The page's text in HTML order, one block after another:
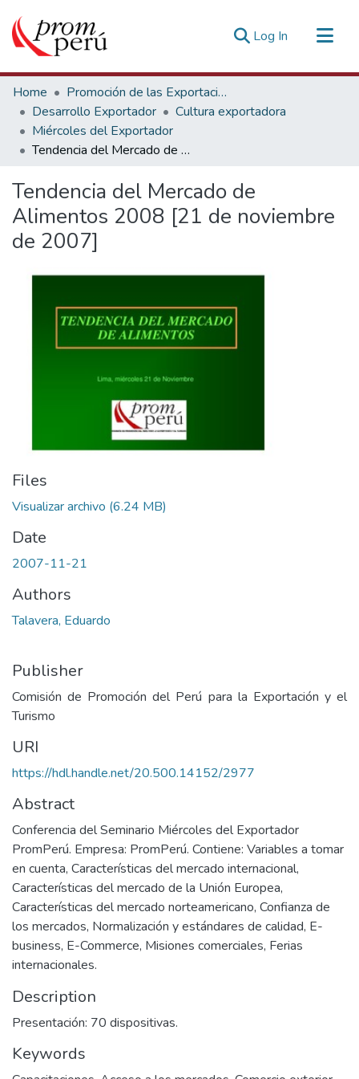
Log In (current)
Communities & Collections
All of DSpace
Statistics
Estadísticas Externas
Home
Promoción de las Exportaciones
Desarrollo Exportador
Cultura exportadora
Miércoles del Exportador
Tendencia del Mercado de Alimentos 2008 [21 de noviembre de 2007]
Tendencia del Mercado de
Alimentos 2008 [21 de noviembre
de 2007]
Files
Visualizar archivo (6.24 MB)
Date
2007-11-21
Authors
Talavera, Eduardo
Publisher
Comisión de Promoción del Perú para la Exportación y el
Turismo
URI
https://hdl.handle.net/20.500.14152/2977
Abstract
Conferencia del Seminario Miércoles del Exportador
PromPerú. Empresa: PromPerú. Contiene: Variables a tomar
en cuenta, Características del mercado internacional,
Características del mercado de la Unión Europea,
Características del mercado norteamericano, Confianza de
los mercados, Normalización y estándares de calidad, E-
business, E-Commerce, Misiones comerciales, Ferias
internacionales.
Description
Presentación: 70 dispositivas.
Keywords